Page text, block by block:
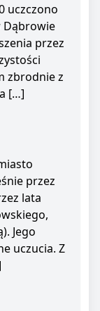
uczczono
Dąbrowie
przez
zbrodnie z
[…]
przez
lata
Jego
uczucia. Z